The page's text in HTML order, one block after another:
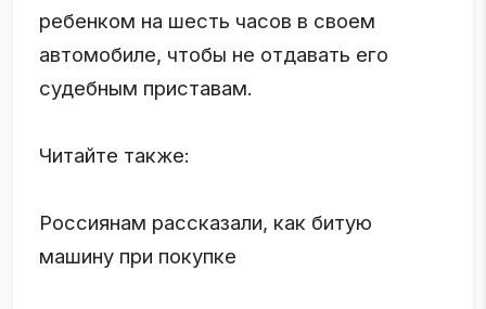
ребенком на шесть часов в своем
автомобиле, чтобы не отдавать его
судебным приставам.
Читайте также:
Россиянам рассказали, как битую
машину при покупке